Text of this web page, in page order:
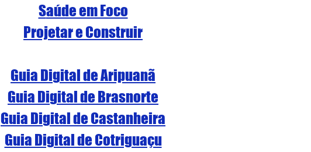
Saúde em Foco
Projetar e Construir
Guia Digital de Aripuanã
Guia Digital de Brasnorte
Guia Digital de Castanheira
Guia Digital de Cotriguaçu